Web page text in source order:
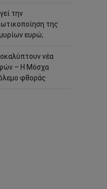
την
της
ευρώ;
νέα
– Η Μόσχα
φθοράς